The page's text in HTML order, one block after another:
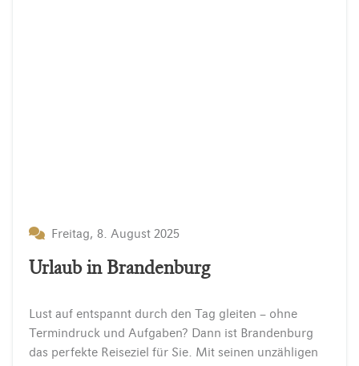
Freitag, 8. August 2025
Urlaub in Brandenburg
Lust auf entspannt durch den Tag gleiten – ohne
Termindruck und Aufgaben? Dann ist Brandenburg
das perfekte Reiseziel für Sie. Mit seinen unzähligen